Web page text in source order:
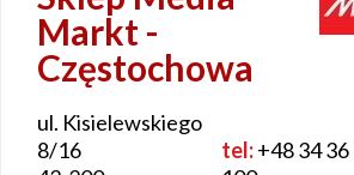
Markt -
Częstochowa
ul. Kisielewskiego
8/16
tel:+48 34 36